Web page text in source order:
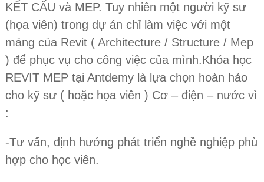
KẾT CẤU và MEP. Tuy nhiên một người kỹ sư
(họa viên) trong dự án chỉ làm việc với một
mảng của Revit ( Architecture / Structure / Mep
) để phục vụ cho công việc của mình.Khóa học
REVIT MEP tại Antdemy là lựa chọn hoàn hảo
cho kỹ sư ( hoặc họa viên ) Cơ – điện – nước vì
:
-Tư vấn, định hướng phát triển nghề nghiệp phù
hợp cho học viên.